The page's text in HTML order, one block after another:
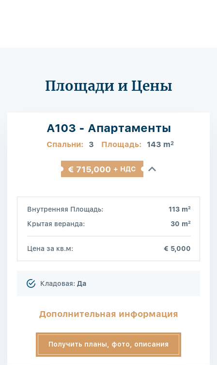
Площади и Цены
A103 - Апартаменты
Спальни: 3 Площадь: 143 m2
€ 715,000 + НДС
Внутренняя Площадь: 113 m2
Крытая веранда: 30 m2
Цена за кв.м: € 5,000
Кладовая: Да
Дополнительная информация
Получить планы, фото, описания